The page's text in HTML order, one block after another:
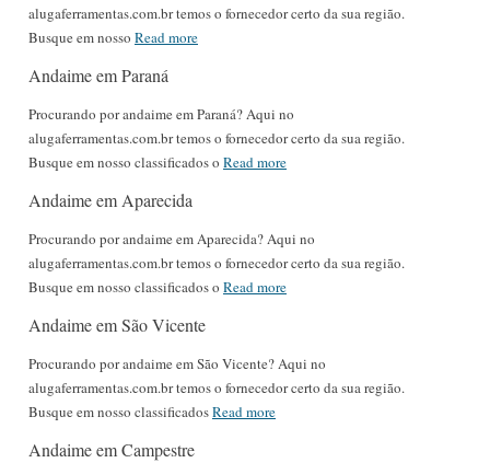
alugaferramentas.com.br temos o fornecedor certo da sua região.
Busque em nosso Read more
Andaime em Paraná
Procurando por andaime em Paraná? Aqui no
alugaferramentas.com.br temos o fornecedor certo da sua região.
Busque em nosso classificados o Read more
Andaime em Aparecida
Procurando por andaime em Aparecida? Aqui no
alugaferramentas.com.br temos o fornecedor certo da sua região.
Busque em nosso classificados o Read more
Andaime em São Vicente
Procurando por andaime em São Vicente? Aqui no
alugaferramentas.com.br temos o fornecedor certo da sua região.
Busque em nosso classificadosRead more
Andaime em Campestre